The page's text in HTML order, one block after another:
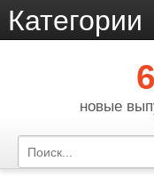
Категории
новые